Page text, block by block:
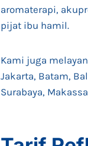
aromaterapi,
pijat ibu hamil.
Kami juga
Jakarta, Batam,
Surabaya,